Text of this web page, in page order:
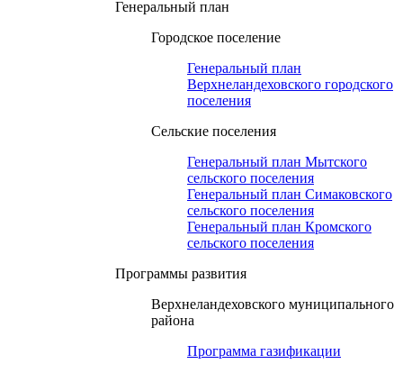
Генеральный план
Городское поселение
Генеральный план
Верхнеландеховского городского
поселения
Сельские поселения
Генеральный план Мытского
сельского поселения
Генеральный план Симаковского
сельского поселения
Генеральный план Кромского
сельского поселения
Программы развития
Верхнеландеховского муниципального
района
Программа газификации